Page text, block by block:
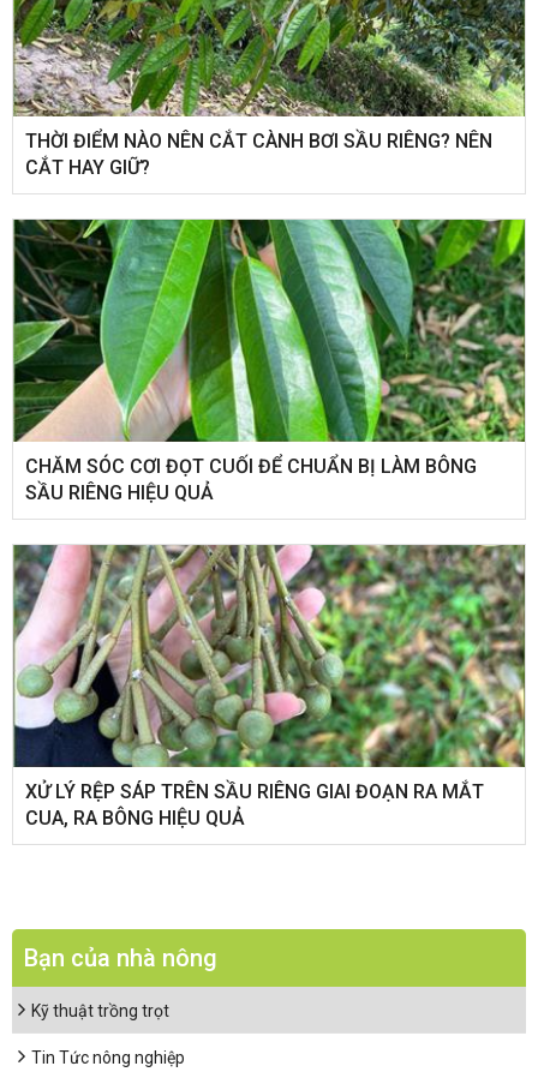
THỜI ĐIỂM NÀO NÊN CẮT CÀNH BƠI SẦU RIÊNG? NÊN
CẮT HAY GIỮ?
CHĂM SÓC CƠI ĐỌT CUỐI ĐỂ CHUẨN BỊ LÀM BÔNG
SẦU RIÊNG HIỆU QUẢ
XỬ LÝ RỆP SÁP TRÊN SẦU RIÊNG GIAI ĐOẠN RA MẮT
CUA, RA BÔNG HIỆU QUẢ
Bạn của nhà nông
Kỹ thuật trồng trọt
Tin Tức nông nghiệp